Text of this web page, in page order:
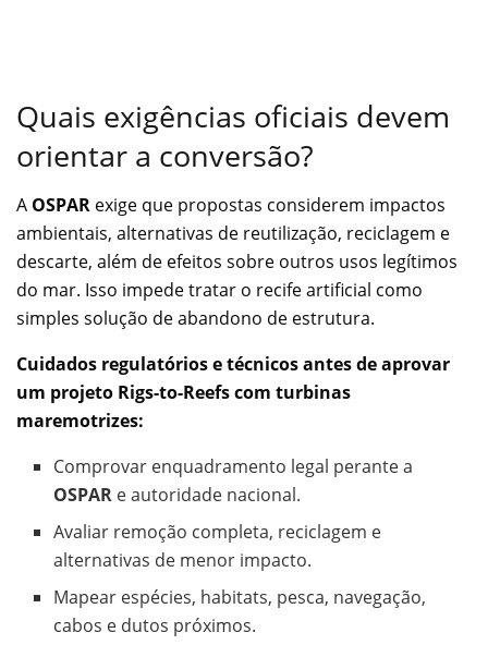
Quais exigências oficiais devem
orientar a conversão?
A OSPAR exige que propostas considerem impactos
ambientais, alternativas de reutilização, reciclagem e
descarte, além de efeitos sobre outros usos legítimos
do mar. Isso impede tratar o recife artificial como
simples solução de abandono de estrutura.
Cuidados regulatórios e técnicos antes de aprovar
um projeto Rigs-to-Reefs com turbinas
maremotrizes:
Comprovar enquadramento legal perante a
OSPAR e autoridade nacional.
Avaliar remoção completa, reciclagem e
alternativas de menor impacto.
Mapear espécies, habitats, pesca, navegação,
cabos e dutos próximos.